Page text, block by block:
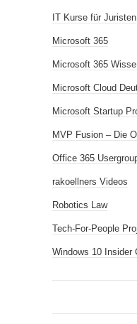
IT Kurse für Juristen
Microsoft 365
Microsoft 365
Microsoft Cloud
Microsoft Startup
MVP Fusion – Die
Office 365
rakoellners Videos
Robotics Law
Tech-For-People
Windows 10 Insider